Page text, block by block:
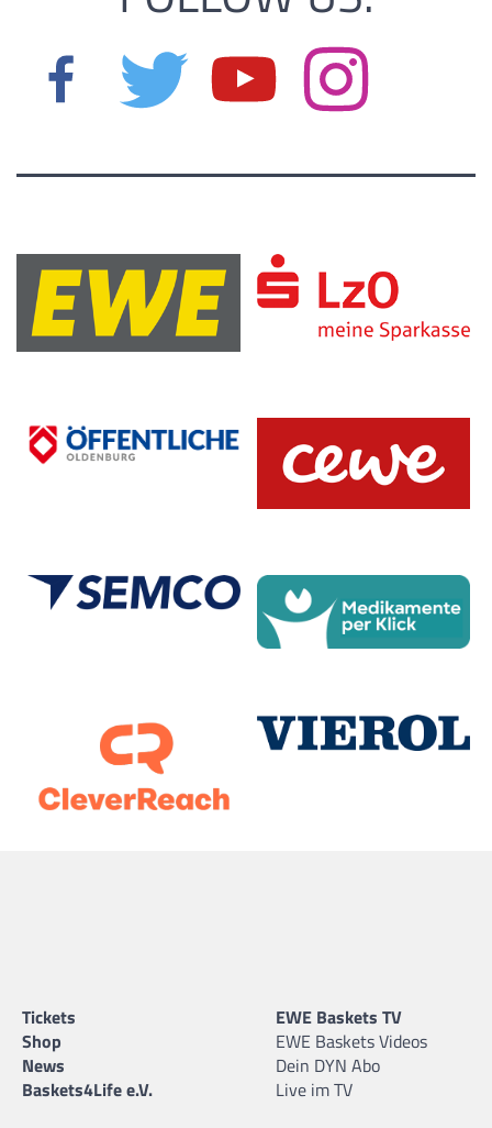
Tickets
Shop
News
Baskets4Life e.V.
EWE Baskets TV
EWE Baskets Videos
Dein DYN Abo
Live im TV